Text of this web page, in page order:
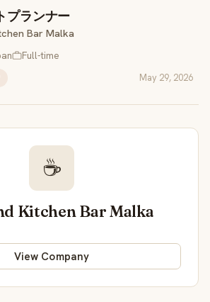
プランナー
Bar Malka
Full-time
May 29, 2026
☕
Kitchen Bar Malka
View Company